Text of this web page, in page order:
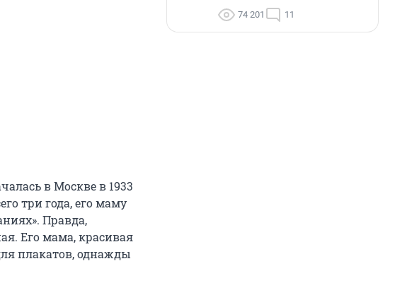
в Москве в 1933
три года, его маму
Правда,
Его мама, красивая
плакатов, однажды
74 201 11